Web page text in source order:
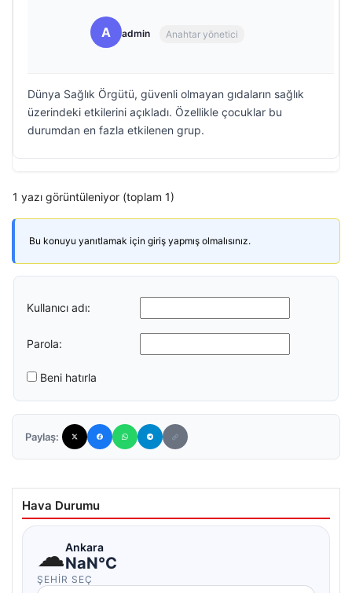
A admin Anahtar yönetici
Dünya Sağlık Örgütü, güvenli olmayan gıdaların sağlık
üzerindeki etkilerini açıkladı. Özellikle çocuklar bu
durumdan en fazla etkilenen grup.
1 yazı görüntüleniyor (toplam 1)
Bu konuyu yanıtlamak için giriş yapmış olmalısınız.
Kullanıcı adı:
Parola:
Beni hatırla
Paylaş:
Hava Durumu
☁Ankara
NaN°C
ŞEHIR SEÇ